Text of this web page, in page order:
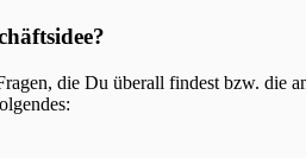
die Du überall findest bzw. die